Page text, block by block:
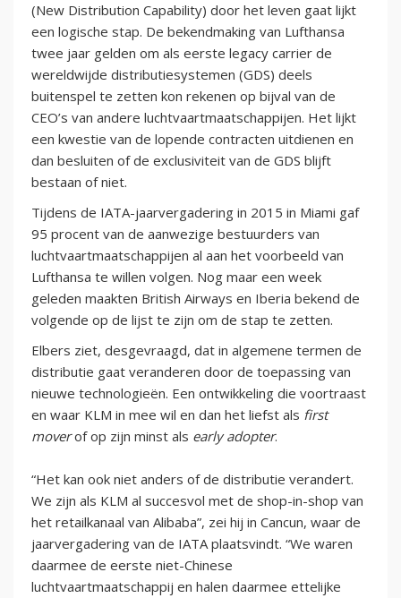
(New Distribution Capability) door het leven gaat lijkt
een logische stap. De bekendmaking van Lufthansa
twee jaar gelden om als eerste legacy carrier de
wereldwijde distributiesystemen (GDS) deels
buitenspel te zetten kon rekenen op bijval van de
CEO’s van andere luchtvaartmaatschappijen. Het lijkt
een kwestie van de lopende contracten uitdienen en
dan besluiten of de exclusiviteit van de GDS blijft
bestaan of niet.
Tijdens de IATA-jaarvergadering in 2015 in Miami gaf
95 procent van de aanwezige bestuurders van
luchtvaartmaatschappijen al aan het voorbeeld van
Lufthansa te willen volgen. Nog maar een week
geleden maakten British Airways en Iberia bekend de
volgende op de lijst te zijn om de stap te zetten.
Elbers ziet, desgevraagd, dat in algemene termen de
distributie gaat veranderen door de toepassing van
nieuwe technologieën. Een ontwikkeling die voortraast
en waar KLM in mee wil en dan het liefst als first
moverof op zijn minst als early adopter.
“Het kan ook niet anders of de distributie verandert.
We zijn als KLM al succesvol met de shop-in-shop van
het retailkanaal van Alibaba”, zei hij in Cancun, waar de
jaarvergadering van de IATA plaatsvindt. “We waren
daarmee de eerste niet-Chinese
luchtvaartmaatschappij en halen daarmee ettelijke